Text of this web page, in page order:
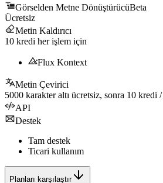
Görselden Metne DönüştürücüBeta
Ücretsiz
Metin Kaldırıcı
10 kredi her işlem için
Flux Kontext
Metin Çevirici
5000 karakter altı ücretsiz, sonra 10 kredi /
API
Destek
Tam destek
Ticari kullanım
Planları karşılaştır